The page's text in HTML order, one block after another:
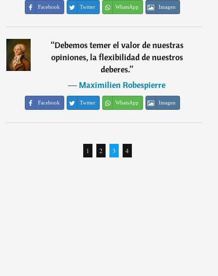
Facebook Twitter WhatsApp Imagen
“Debemos temer el valor de nuestras
opiniones, la flexibilidad de nuestros
deberes.”
―Maximilien Robespierre
Facebook Twitter WhatsApp Imagen
1 2 3 4